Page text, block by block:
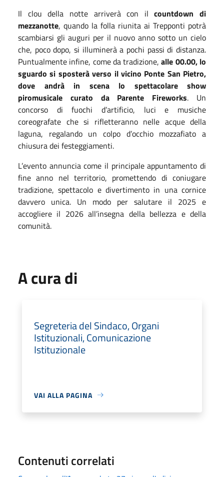
Il clou della notte arriverà con ilcountdown di
mezzanotte, quando la folla riunita ai Trepponti potrà
scambiarsi gli auguri per il nuovo anno sotto un cielo
che, poco dopo, si illuminerà a pochi passi di distanza.
Puntualmente infine, come da tradizione,alle 00.00, lo
sguardo si sposterà verso il vicino Ponte San Pietro,
dove andrà in scena lo spettacolare show
piromusicale curato da Parente Fireworks. Un
concorso di fuochi d’artificio, luci e musiche
coreografate che si rifletteranno nelle acque della
laguna, regalando un colpo d’occhio mozzafiato a
chiusura dei festeggiamenti.
L’evento annuncia come il principale appuntamento di
fine anno nel territorio, promettendo di coniugare
tradizione, spettacolo e divertimento in una cornice
davvero unica. Un modo per salutare il 2025 e
accogliere il 2026 all’insegna della bellezza e della
comunità.
A cura di
Segreteria del Sindaco, Organi
Istituzionali, Comunicazione
Istituzionale
VAI ALLA PAGINA
Contenuti correlati